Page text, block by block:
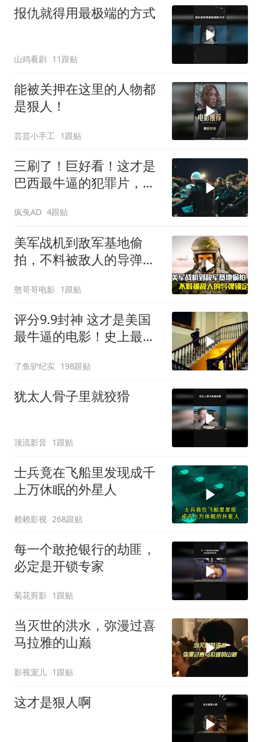
报仇就得用最极端的方式
山鸡看剧 11跟贴
能被关押在这里的人物都
是狠人！
芸芸小手工 1跟贴
三刷了！巨好看！这才是
巴西最牛逼的犯罪片，史
疯兔AD 4跟贴
美军战机到敌军基地偷
拍，不料被敌人的导弹锁
憨哥哥电影 1跟贴
评分9.9封神 这才是美国
最牛逼的电影！史上最高
了鱼驴纪实 198跟贴
犹太人骨子里就狡猾
顶流影音 1跟贴
士兵竟在飞船里发现成千
上万休眠的外星人
赖赖影视 268跟贴
每一个敢抢银行的劫匪，
必定是开锁专家
菊花剪影 1跟贴
当灭世的洪水，弥漫过喜
马拉雅的山巅
影视宠儿 1跟贴
这才是狠人啊